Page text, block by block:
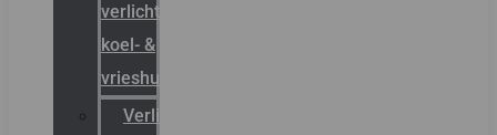
verlichting
koel- &
vrieshuizen
Verlichting